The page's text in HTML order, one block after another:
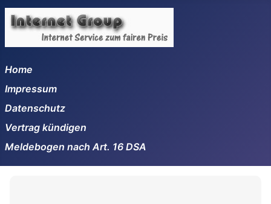
Home
Impressum
Datenschutz
Vertrag kündigen
Meldebogen nach Art. 16 DSA